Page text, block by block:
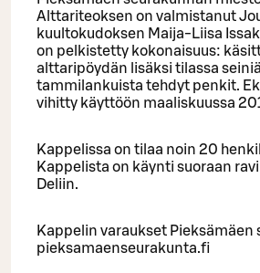
Alttariteoksen on valmistanut
kuultokudoksen Maija-Liisa
on pelkistetty kokonaisuus:
alttaripöydän lisäksi tilassa
tammilankuista tehdyt penkit.
vihitty käyttöön maaliskuussa
Kappelissa on tilaa noin 20
Kappelista on käynti suoraan
Deliin.
Kappelin varaukset
pieksamaenseurakunta.fi